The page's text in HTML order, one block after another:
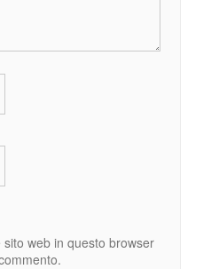
web in questo browser